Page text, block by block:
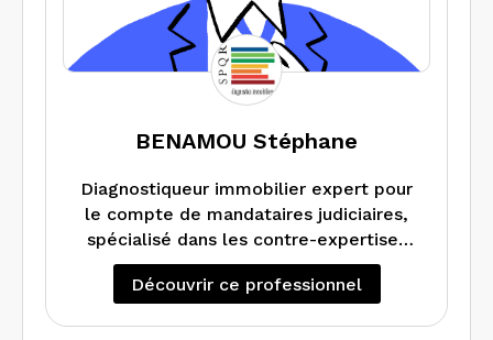
vos projets immobiliers.
Diag Immo Expertise, c’est la garantie
d’un travail professionnel, dans un délai
imparti au meilleur rapport qualité-prix.
BENAMOU Stéphane
Diagnostiqueur immobilier expert pour
le compte de mandataires judiciaires,
spécialisé dans les contre-expertises
de diagnostics de performance
énergétique et de métrage. Réalise
Découvrir ce professionnel